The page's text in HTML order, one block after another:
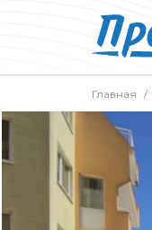
Главная